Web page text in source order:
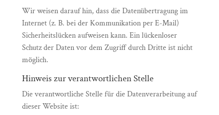
Wir weisen darauf hin, dass die Datenübertragung im
Internet (z. B. bei der Kommunikation per E-Mail)
Sicherheitslücken aufweisen kann. Ein lückenloser
Schutz der Daten vor dem Zugriff durch Dritte ist nicht
möglich.
Hinweis zur verantwortlichen Stelle
Die verantwortliche Stelle für die Datenverarbeitung auf
dieser Website ist: